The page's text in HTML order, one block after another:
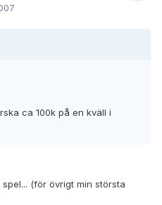
ca 100k på en kväll i
(för övrigt min största